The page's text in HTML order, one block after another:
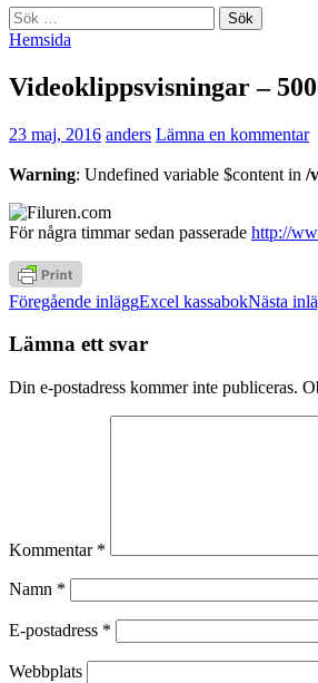
Sök
efter:
Hemsida
Videoklippsvisningar –
23 maj, 2016 anders Lämna en kommentar
Warning: Undefined variable $content in /
För några timmar sedan passerade http://
Inläggsnavigering
Föregående inläggExcel kassabokNästa
Lämna ett svar
Din e-postadress kommer inte publiceras.
Kommentar *
Namn *
E-postadress *
Webbplats